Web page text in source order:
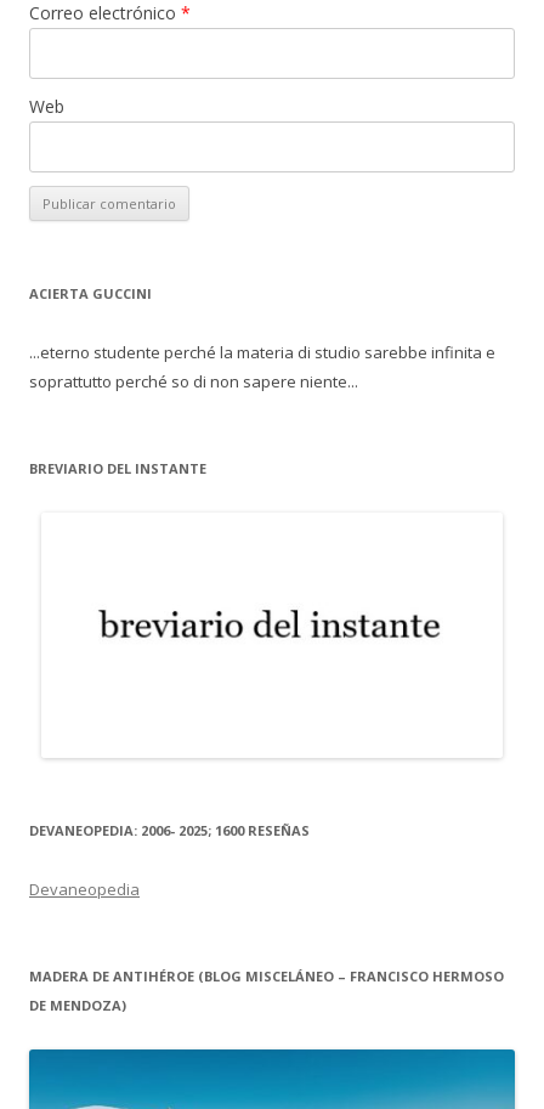
Correo electrónico *
Web
ACIERTA GUCCINI
...eterno studente perché la materia di studio sarebbe infinita e
soprattutto perché so di non sapere niente...
BREVIARIO DEL INSTANTE
DEVANEOPEDIA: 2006- 2025; 1600 RESEÑAS
Devaneopedia
MADERA DE ANTIHÉROE (BLOG MISCELÁNEO – FRANCISCO HERMOSO
DE MENDOZA)